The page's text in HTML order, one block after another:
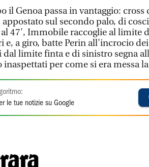
il Genoa passa in vantaggio: cross
sul secondo palo, di
47', Immobile raccoglie al limite
e, a giro, batte Perin all'incrocio dei
dal limite finta e di sinistro segna
per come si era messa
le tue notizie su Google